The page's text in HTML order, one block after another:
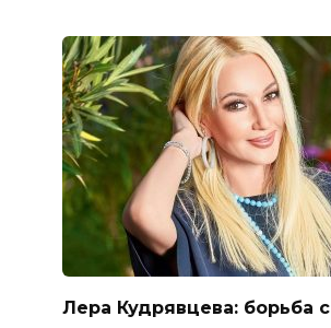
Лера Кудрявцева: борьба с